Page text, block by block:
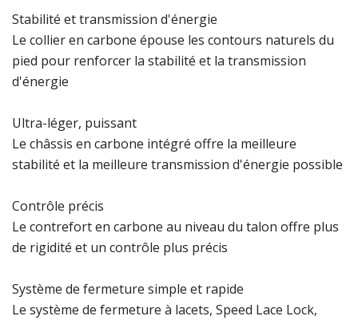
Stabilité et transmission d'énergie
Le collier en carbone épouse les contours naturels du
pied pour renforcer la stabilité et la transmission
d'énergie
Ultra-léger, puissant
Le châssis en carbone intégré offre la meilleure
stabilité et la meilleure transmission d'énergie possible
Contrôle précis
Le contrefort en carbone au niveau du talon offre plus
de rigidité et un contrôle plus précis
Système de fermeture simple et rapide
Le système de fermeture à lacets, Speed Lace Lock,